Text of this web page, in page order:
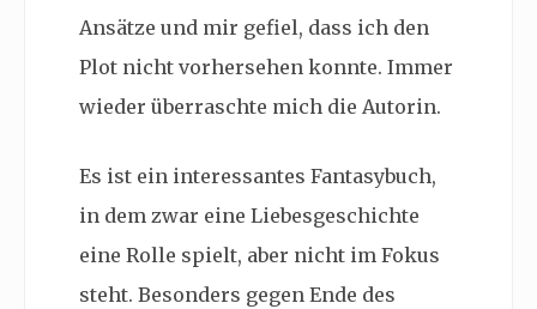
Ansätze und mir gefiel, dass ich den
Plot nicht vorhersehen konnte. Immer
wieder überraschte mich die Autorin.
Es ist ein interessantes Fantasybuch,
in dem zwar eine Liebesgeschichte
eine Rolle spielt, aber nicht im Fokus
steht. Besonders gegen Ende des